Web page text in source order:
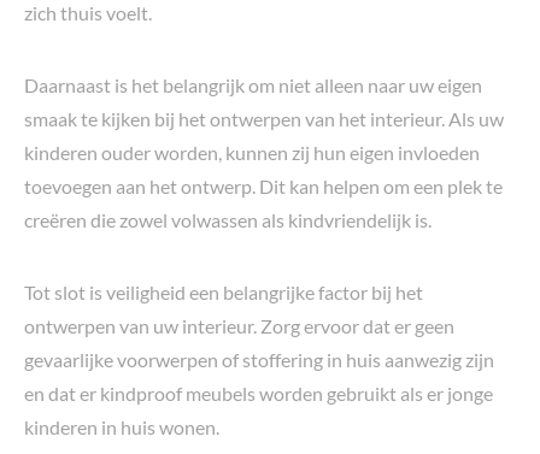
zich thuis voelt.
Daarnaast is het belangrijk om niet alleen naar uw eigen
smaak te kijken bij het ontwerpen van het interieur. Als uw
kinderen ouder worden, kunnen zij hun eigen invloeden
toevoegen aan het ontwerp. Dit kan helpen om een plek te
creëren die zowel volwassen als kindvriendelijk is.
Tot slot is veiligheid een belangrijke factor bij het
ontwerpen van uw interieur. Zorg ervoor dat er geen
gevaarlijke voorwerpen of stoffering in huis aanwezig zijn
en dat er kindproof meubels worden gebruikt als er jonge
kinderen in huis wonen.